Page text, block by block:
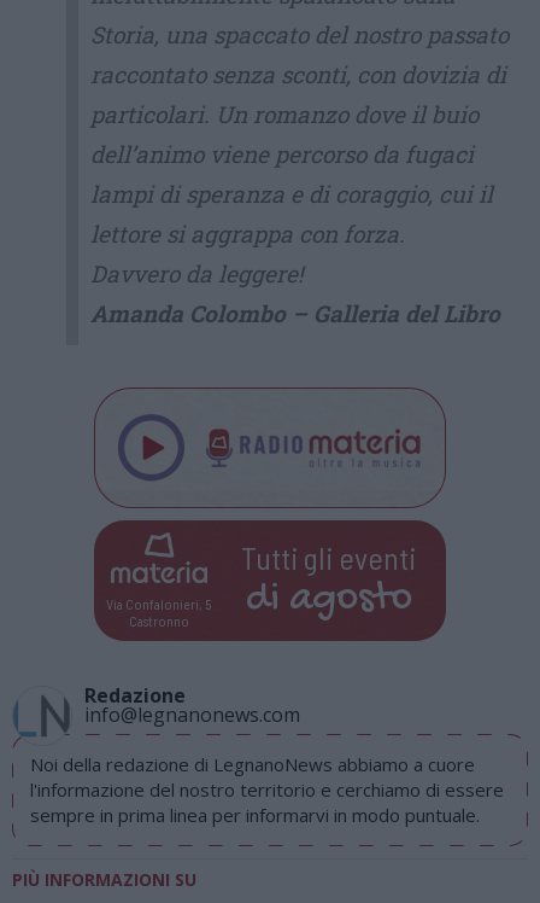
Storia, una spaccato del nostro passato
raccontato senza sconti, con dovizia di
particolari. Un romanzo dove il buio
dell’animo viene percorso da fugaci
lampi di speranza e di coraggio, cui il
lettore si aggrappa con forza.
Davvero da leggere!
Amanda Colombo – Galleria del Libro
Via Confalonieri, 5
Castronno
Tutti gli eventi
di agosto
Redazione
info@legnanonews.com
Noi della redazione di LegnanoNews abbiamo a cuore
l'informazione del nostro territorio e cerchiamo di essere
sempre in prima linea per informarvi in modo puntuale.
PIÙ INFORMAZIONI SU